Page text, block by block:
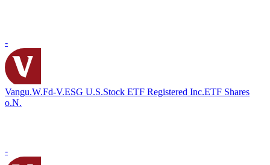
-
Vangu.W.Fd-V.ESG U.S.Stock ETF Registered Inc.ETF Shares
o.N.
-